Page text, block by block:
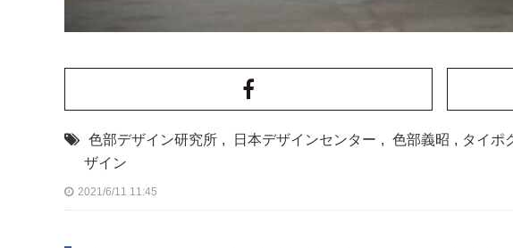
色部デザイン研究所 , 日本デザインセンター , 色部義昭 , タイポ
ザイン
2021/6/11 11:45